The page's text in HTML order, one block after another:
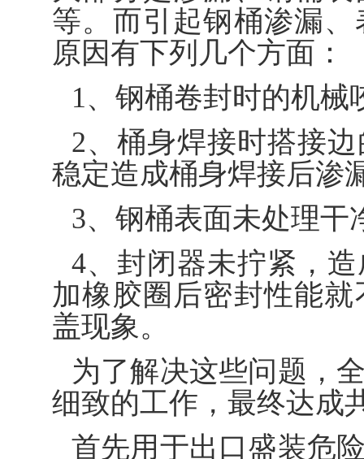
等。而引起钢桶渗漏
原因有下列几个方面：
1、钢桶卷封时的机
2、桶身焊接时搭接
稳定造成桶身焊接后渗
3、钢桶表面未处理干
4、封闭器未拧紧，
加橡胶圈后密封性能
盖现象。
为了解决这些问题，
细致的工作，最终达成
首先用于出口盛装危